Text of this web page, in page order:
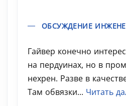
ОБСУЖДЕНИЕ
Гайвер конечно
на пердуинах, но в
нехрен. Разве в
Там обвязки... Читать